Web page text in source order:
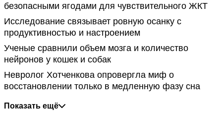
безопасными ягодами для чувствительного ЖКТ
Исследование связывает ровную осанку с
продуктивностью и настроением
Ученые сравнили объем мозга и количество
нейронов у кошек и собак
Невролог Хотченкова опровергла миф о
восстановлении только в медленную фазу сна
Показать ещё